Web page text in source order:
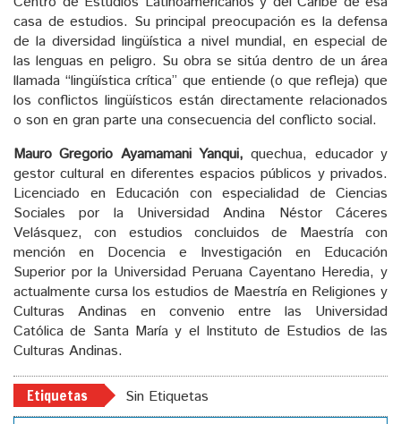
casa de estudios. Su principal preocupación es la defensa
de la diversidad lingüística a nivel mundial, en especial de
las lenguas en peligro. Su obra se sitúa dentro de un área
llamada “lingüística crítica” que entiende (o que refleja) que
los conflictos lingüísticos están directamente relacionados
o son en gran parte una consecuencia del conflicto social.
Mauro Gregorio Ayamamani Yanqui, quechua, educador y
gestor cultural en diferentes espacios públicos y privados.
Licenciado en Educación con especialidad de Ciencias
Sociales por la Universidad Andina Néstor Cáceres
Velásquez, con estudios concluidos de Maestría con
mención en Docencia e Investigación en Educación
Superior por la Universidad Peruana Cayentano Heredia, y
actualmente cursa los estudios de Maestría en Religiones y
Culturas Andinas en convenio entre las Universidad
Católica de Santa María y el Instituto de Estudios de las
Culturas Andinas.
Etiquetas Sin Etiquetas